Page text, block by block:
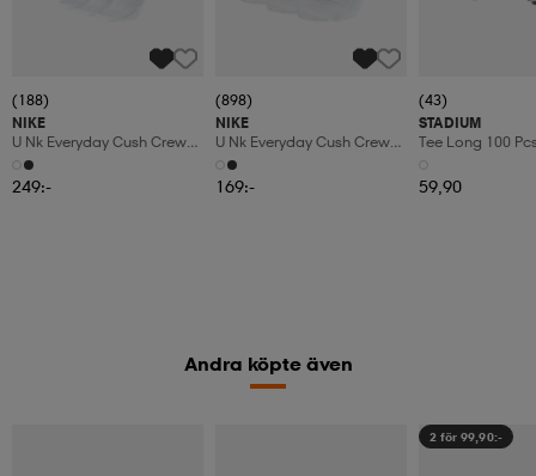
(188)
NIKE
U Nk Everyday Cush Crew
6pr-Bd
249:-
(898)
NIKE
U Nk Everyday Cush Crew
3pr
169:-
(43)
STADIUM
Tee Long 100
59,90
Andra köpte även
2 för 99,90:-